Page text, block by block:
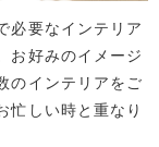
必要なインテリア
お好みのイメージ
のインテリアをご
忙しい時と重なり